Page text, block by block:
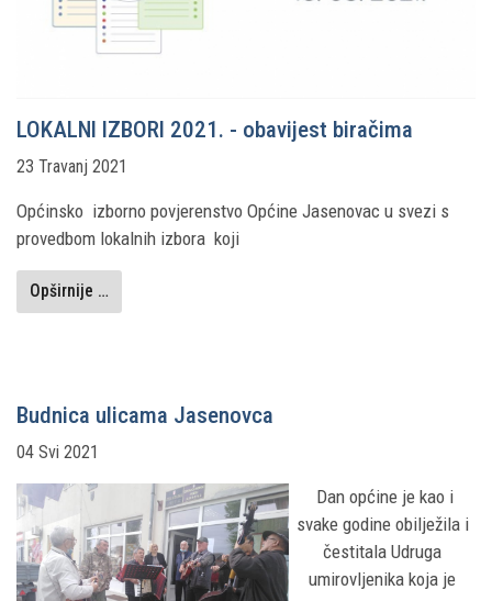
LOKALNI IZBORI 2021. - obavijest biračima
23 Travanj 2021
Općinsko izborno povjerenstvo Općine Jasenovac u svezi s
provedbom lokalnih izbora koji
Opširnije …
Budnica ulicama Jasenovca
04 Svi 2021
Dan općine je kao i
svake godine obilježila i
čestitala Udruga
umirovljenika koja je